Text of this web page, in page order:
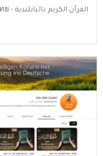
القرآن الكريم بالتايلندية - Quran in Thailand - อัลกุรอานแทย